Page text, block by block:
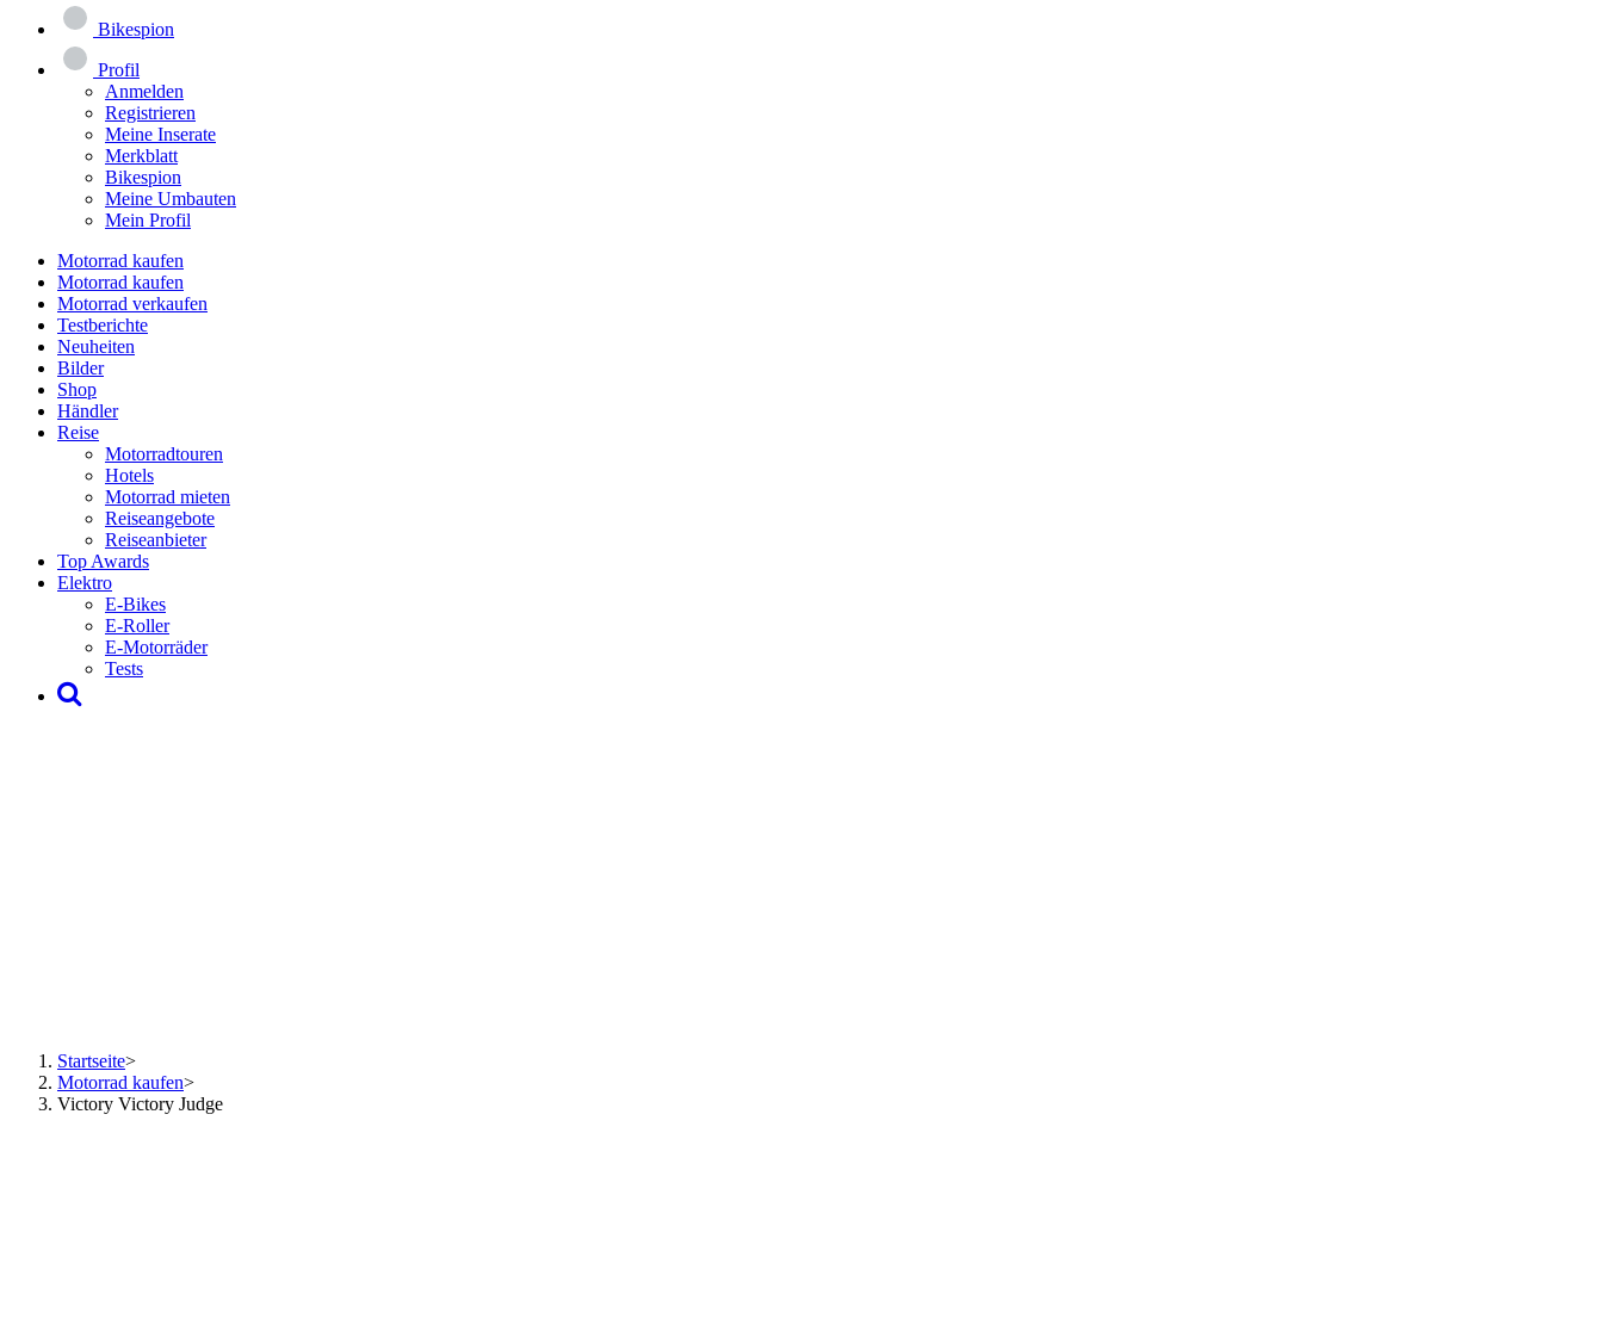
Bikespion
Profil
Anmelden
Registrieren
Meine Inserate
Merkblatt
Bikespion
Meine Umbauten
Mein Profil
Motorrad kaufen
Motorrad kaufen
Motorrad verkaufen
Testberichte
Neuheiten
Bilder
Shop
Händler
Reise
Motorradtouren
Hotels
Motorrad mieten
Reiseangebote
Reiseanbieter
Top Awards
Elektro
E-Bikes
E-Roller
E-Motorräder
Tests
Startseite>
Motorrad kaufen>
Victory Victory Judge